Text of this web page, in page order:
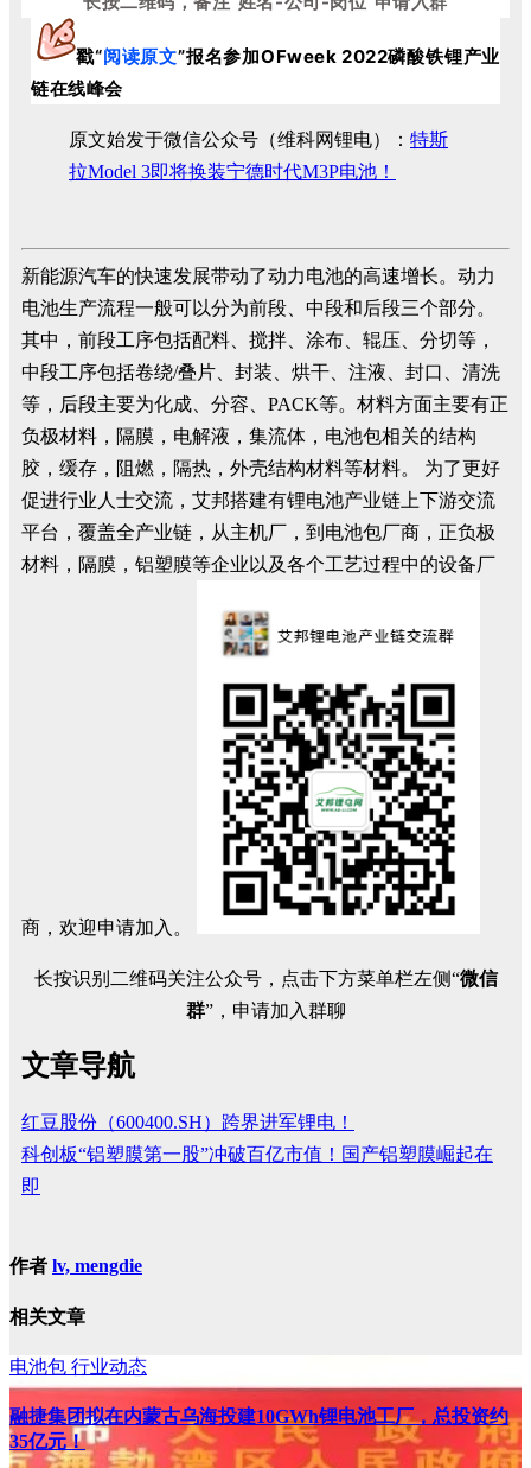
戳“阅读原文”报名参加OFweek 2022磷酸铁锂产业
链在线峰会
原文始发于微信公众号（维科网锂电）： 特斯
拉Model 3即将换装宁德时代M3P电池！
新能源汽车的快速发展带动了动力电池的高速增长。动力
电池生产流程一般可以分为前段、中段和后段三个部分。
其中，前段工序包括配料、搅拌、涂布、辊压、分切等，
中段工序包括卷绕/叠片、封装、烘干、注液、封口、清洗
等，后段主要为化成、分容、PACK等。材料方面主要有正
负极材料，隔膜，电解液，集流体，电池包相关的结构
胶，缓存，阻燃，隔热，外壳结构材料等材料。 为了更好
促进行业人士交流，艾邦搭建有锂电池产业链上下游交流
平台，覆盖全产业链，从主机厂，到电池包厂商，正负极
材料，隔膜，铝塑膜等企业以及各个工艺过程中的设备厂
商，欢迎申请加入。
长按识别二维码关注公众号，点击下方菜单栏左侧“微信
群”，申请加入群聊
文章导航
红豆股份（600400.SH）跨界进军锂电！
科创板“铝塑膜第一股”冲破百亿市值！国产铝塑膜崛起在
即
作者 lv, mengdie
相关文章
电池包 行业动态
融捷集团拟在内蒙古乌海投建10GWh锂电池工厂，总投资约
35亿元！